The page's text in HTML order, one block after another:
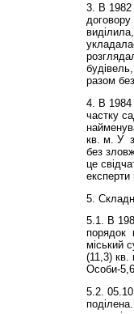
3. В 1982
разом
4. В 1984
частку
кв. м. У
без
це
5.
5.1. В
порядок
міський
(11,3)
Особи-
5.2.